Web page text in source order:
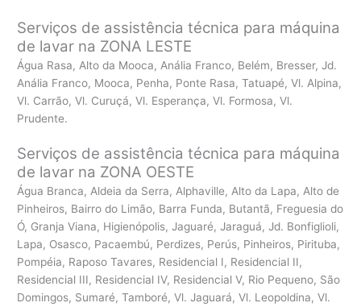
Serviços de assistência técnica para máquina
de lavar na ZONA LESTE
Água Rasa, Alto da Mooca, Anália Franco, Belém, Bresser, Jd.
Anália Franco, Mooca, Penha, Ponte Rasa, Tatuapé, Vl. Alpina,
Vl. Carrão, Vl. Curuçá, Vl. Esperança, Vl. Formosa, Vl.
Prudente.
Serviços de assistência técnica para máquina
de lavar na ZONA OESTE
Água Branca, Aldeia da Serra, Alphaville, Alto da Lapa, Alto de
Pinheiros, Bairro do Limão, Barra Funda, Butantã, Freguesia do
Ó, Granja Viana, Higienópolis, Jaguaré, Jaraguá, Jd. Bonfiglioli,
Lapa, Osasco, Pacaembú, Perdizes, Perús, Pinheiros, Pirituba,
Pompéia, Raposo Tavares, Residencial I, Residencial II,
Residencial III, Residencial IV, Residencial V, Rio Pequeno, São
Domingos, Sumaré, Tamboré, Vl. Jaguará, Vl. Leopoldina, Vl.